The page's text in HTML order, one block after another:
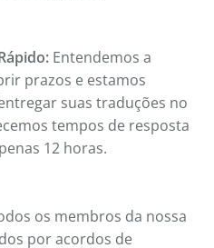
Entendemos a
prazos e estamos
suas traduções no
tempos de resposta
12 horas.
os membros da nossa
por acordos de